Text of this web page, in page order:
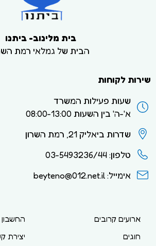
בית מלינוב- ביתנו
הבית של גמלאי רמת
שירות לקוחות
שעות פעילות המשרד
א'-ה' בין השעות 08:00-13:00
שדרות ביאליק 21, רמת השרון
טלפון: 03-5493236/44
אימייל: beyteno@012.net.il
ארועים קרובים
חוגים
יצירת